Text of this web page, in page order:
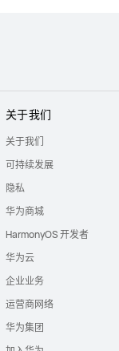
关于我们
关于我们
可持续发展
隐私
华为商城
HarmonyOS 开发者
华为云
企业业务
运营商网络
华为集团